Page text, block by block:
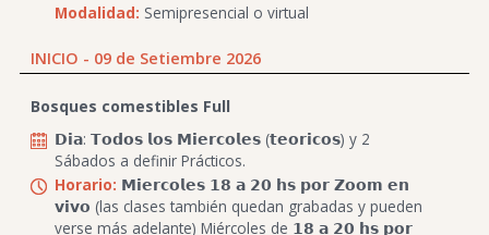
Modalidad: Semipresencial o virtual
INICIO - 09 de Setiembre 2026
Bosques comestibles Full
𝗗𝗶𝗮: 𝗧𝗼𝗱𝗼𝘀 𝗹𝗼𝘀 𝗠𝗶𝗲𝗿𝗰𝗼𝗹𝗲𝘀 (𝘁𝗲𝗼𝗿𝗶𝗰𝗼𝘀) y 2
Sábados a definir Prácticos.
Horario: 𝗠𝗶𝗲𝗿𝗰𝗼𝗹𝗲𝘀 𝟭𝟴 𝗮 𝟮𝟬 𝗵𝘀 𝗽𝗼𝗿 𝗭𝗼𝗼𝗺 𝗲𝗻
𝘃𝗶𝘃𝗼 (las clases también quedan grabadas y pueden
verse más adelante) Miércoles de 𝟭𝟴 𝗮 𝟮𝟬 𝗵𝘀 𝗽𝗼𝗿